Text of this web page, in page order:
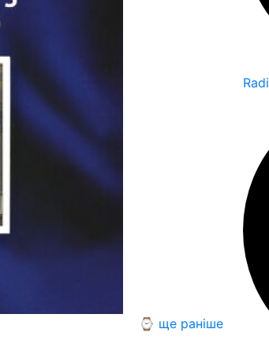
⌚ ще раніше